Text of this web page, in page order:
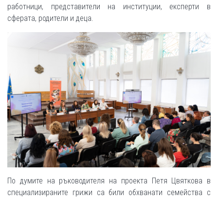
работници, представители на институции, експерти в
сферата, родители и деца.
По думите на ръководителя на проекта Петя Цвяткова в
специализираните грижи са били обхванати семейства с